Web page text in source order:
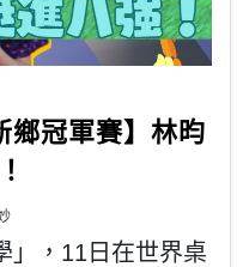
冠軍賽】林昀
」，11日在世界桌